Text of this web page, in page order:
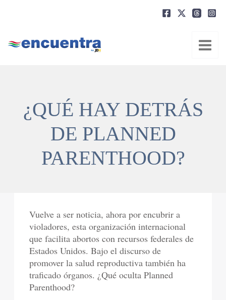
¿QUÉ HAY DETRÁS
DE PLANNED
PARENTHOOD?
Vuelve a ser noticia, ahora por encubrir a
violadores, esta organización internacional
que facilita abortos con recursos federales de
Estados Unidos. Bajo el discurso de
promover la salud reproductiva también ha
traficado órganos. ¿Qué oculta Planned
Parenthood?